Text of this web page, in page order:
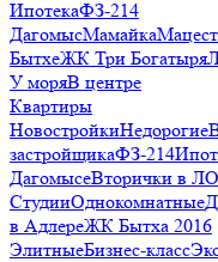
ИпотекаФЗ-214
ДагомысМамайка
БытхеЖК Три Богатыря
У моряВ центре
Квартиры
НовостройкиНедорогие
застройщикаФЗ-214
ДагомысеВторички в
СтудииОднокомнатные
в АдлереЖК Бытха 2016
ЭлитныеБизнес-класс